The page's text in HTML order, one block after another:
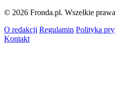
© 2026 Fronda.pl. Wszelkie
O redakcji Regulamin Polityka
Kontakt